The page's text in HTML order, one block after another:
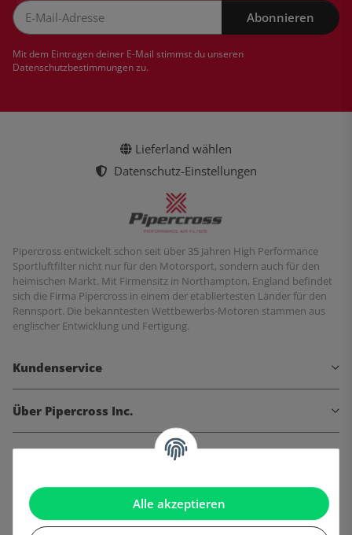
Alle akzeptieren
Abonnieren
Mit dem Eintragen deiner E-Mail stimmst du unseren
Datenschutzbestimmungenzu.
Lieferland wählen
Datenschutz-Einstellungen
Pipercross entwickelt schon seit über 35 Jahren High Performance
Sportluftfilter nicht nur für den Motorsport, sondern auch für den
heimischen Markt. Mit Firmensitz in Northampton, England befindet
sich die Firma Pipercross in einem der etabliertesten Länder für den
Rennsport. Die bekanntesten Wettbewerbs-Motoren stammen aus
englischer Entwicklung und Fertigung.
Kundenservice
Über Pipercross Inc.
Informationen
Gesetzliche Informationen